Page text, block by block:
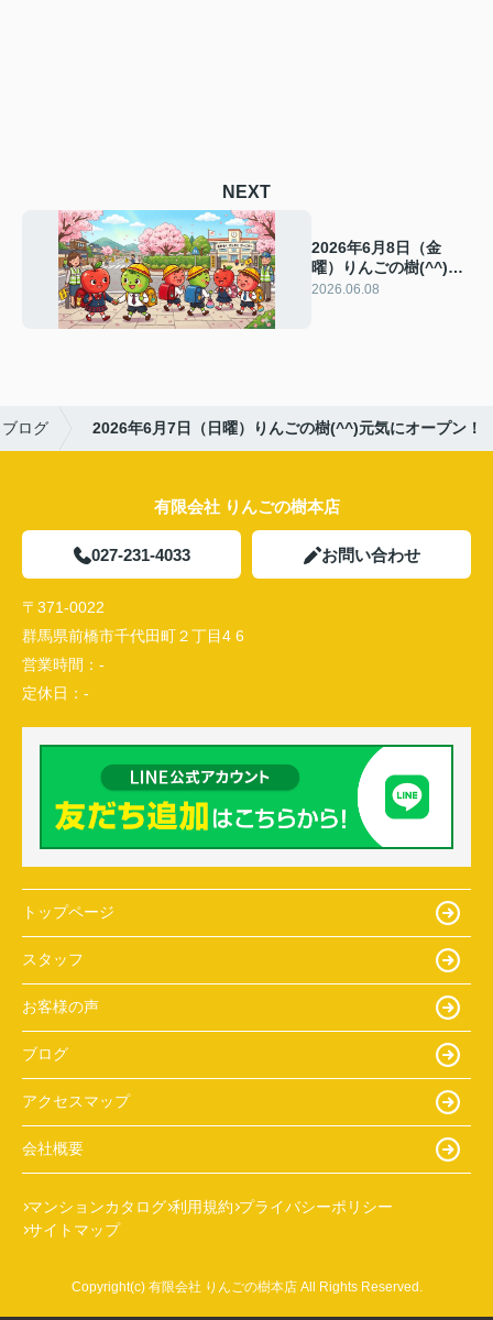
NEXT
2026年6月8日（金
曜）りんごの樹(^^)元
気にオープン！
2026.06.08
ブログ 2026年6月7日（日曜）りんごの樹(^^)元気にオープン！
有限会社 りんごの樹本店
027-231-4033 お問い合わせ
〒371-0022
群馬県前橋市千代田町２丁目4 6
営業時間： -
定休日： -
トップページ
スタッフ
お客様の声
ブログ
アクセスマップ
会社概要
マンションカタログ 利用規約 プライバシーポリシー
サイトマップ
Copyright(c) 有限会社 りんごの樹本店 All Rights Reserved.